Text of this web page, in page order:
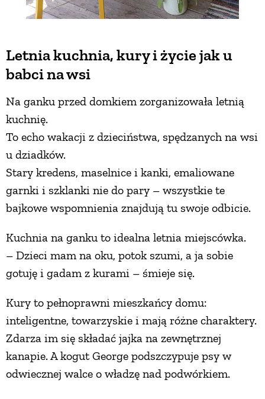
Letnia kuchnia, kury i życie jak u
babci na wsi
Na ganku przed domkiem zorganizowała letnią
kuchnię.
To echo wakacji z dzieciństwa, spędzanych na wsi
u dziadków.
Stary kredens, maselnice i kanki, emaliowane
garnki i szklanki nie do pary – wszystkie te
bajkowe wspomnienia znajdują tu swoje odbicie.
Kuchnia na ganku to idealna letnia miejscówka.
– Dzieci mam na oku, potok szumi, a ja sobie
gotuję i gadam z kurami – śmieje się.
Kury to pełnoprawni mieszkańcy domu:
inteligentne, towarzyskie i mają różne charaktery.
Zdarza im się składać jajka na zewnętrznej
kanapie. A kogut George podszczypuje psy w
odwiecznej walce o władzę nad podwórkiem.